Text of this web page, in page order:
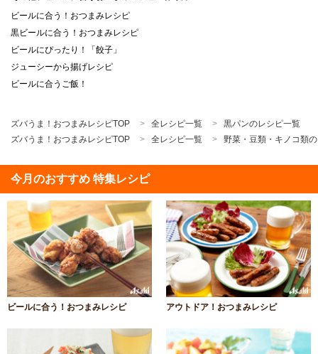
ビールに合う！おつまみレシピ
黒ビールに合う！おつまみレシピ
ビールにぴったり！「餃子」
ジューシーから揚げレシピ
ビールに合うご飯！
ズバうま！おつまみレシピTOP 全レシピ一覧
黒パンのレシピ一覧
ズバうま！おつまみレシピTOP
全レシピ一覧 野菜・豆類・キノコ類
今月のおすすめ 特集レシピ
ビールに合う！おつまみレシピ アウトドア！おつまみレシピ